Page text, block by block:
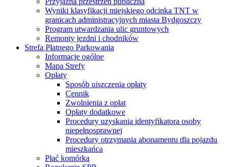
Wyniki klasyfikacji miejskiego odcinka TNT w
granicach administracyjnych miasta Bydgoszczy
Program utwardzania ulic gruntowych
Remonty jezdni i chodników
Strefa Płatnego Parkowania
Informacje ogólne
Mapa Strefy
Opłaty
Sposób uiszczenia opłaty
Cennik
Zwolnienia z opłat
Opłaty dodatkowe
Procedury uzyskania identyfikatora osoby
niepełnosprawnej
Procedury otrzymania abonamentu dla pojazdu
mieszkańca
Płać komórką